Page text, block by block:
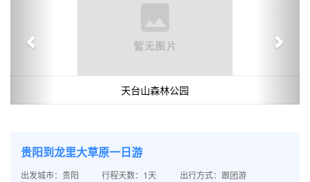
天台山森林公园
贵阳到龙里大草原一日游
出发城市：贵阳 行程天数：1天
出行方式：跟团游